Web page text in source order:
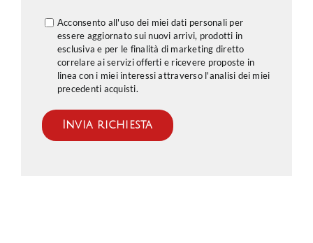
Acconsento all'uso dei miei dati personali per
essere aggiornato sui nuovi arrivi, prodotti in
esclusiva e per le finalità di marketing diretto
correlare ai servizi offerti e ricevere proposte in
linea con i miei interessi attraverso l'analisi dei miei
precedenti acquisti.